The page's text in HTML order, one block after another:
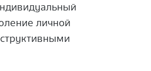
личной